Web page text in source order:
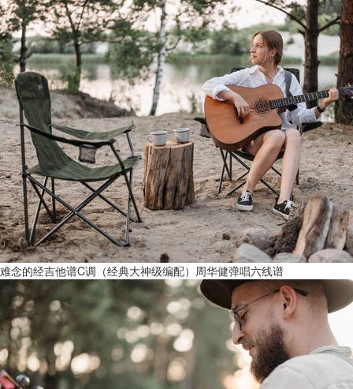
难念的经吉他谱C调（经典大神级编配）周华健弹唱六线谱